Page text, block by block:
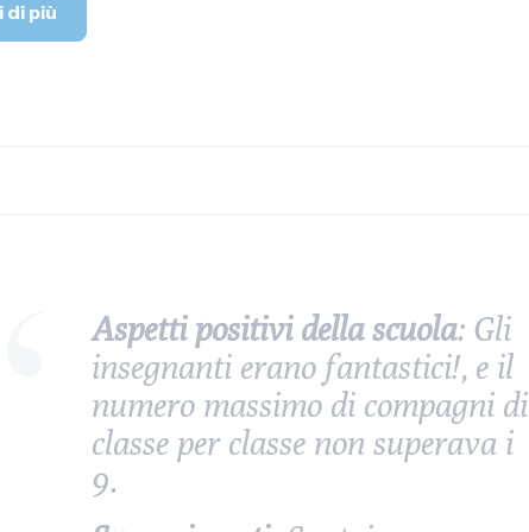
di più
Aspetti positivi della scuola: Gli
insegnanti erano fantastici!, e il
numero massimo di compagni di
classe per classe non superava i
9.